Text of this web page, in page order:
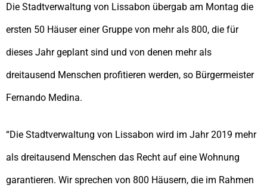
Die Stadtverwaltung von Lissabon übergab am Montag die
ersten 50 Häuser einer Gruppe von mehr als 800, die für
dieses Jahr geplant sind und von denen mehr als
dreitausend Menschen profitieren werden, so Bürgermeister
Fernando Medina.
“Die Stadtverwaltung von Lissabon wird im Jahr 2019 mehr
als dreitausend Menschen das Recht auf eine Wohnung
garantieren. Wir sprechen von 800 Häusern, die im Rahmen